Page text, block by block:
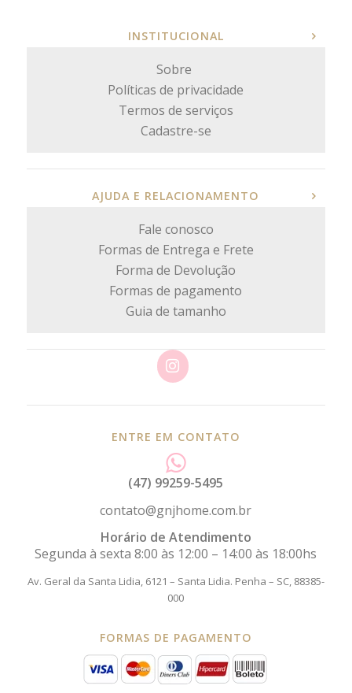
INSTITUCIONAL
Sobre
Políticas de privacidade
Termos de serviços
Cadastre-se
AJUDA E RELACIONAMENTO
Fale conosco
Formas de Entrega e Frete
Forma de Devolução
Formas de pagamento
Guia de tamanho
ENTRE EM CONTATO
(47) 99259-5495
contato@gnjhome.com.br
Horário de Atendimento
Segunda à sexta 8:00 às 12:00 – 14:00 às 18:00hs
Av. Geral da Santa Lidia, 6121 – Santa Lidia. Penha – SC, 88385-
000
FORMAS DE PAGAMENTO